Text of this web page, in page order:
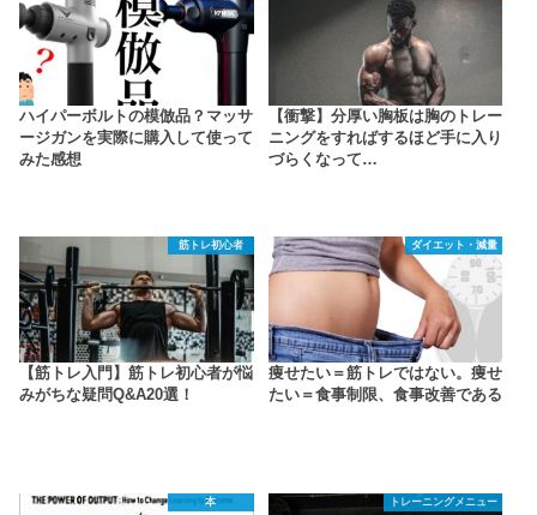
ハイパーボルトの模倣品？マッサ
ージガンを実際に購入して使って
みた感想
【衝撃】分厚い胸板は胸のトレー
ニングをすればするほど手に入り
づらくなって…
筋トレ初心者
【筋トレ入門】筋トレ初心者が悩
みがちな疑問Q&A20選！
ダイエット・減量
痩せたい＝筋トレではない。痩せ
たい＝食事制限、食事改善である
本 トレーニングメニュー